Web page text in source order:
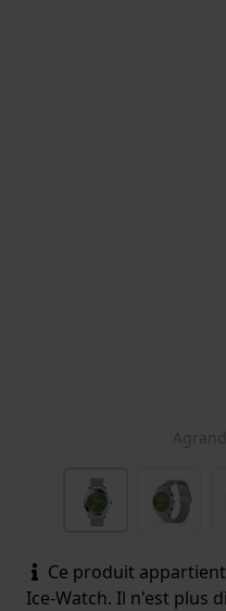
Ce produit
Ice-Watch. Il n'est plus